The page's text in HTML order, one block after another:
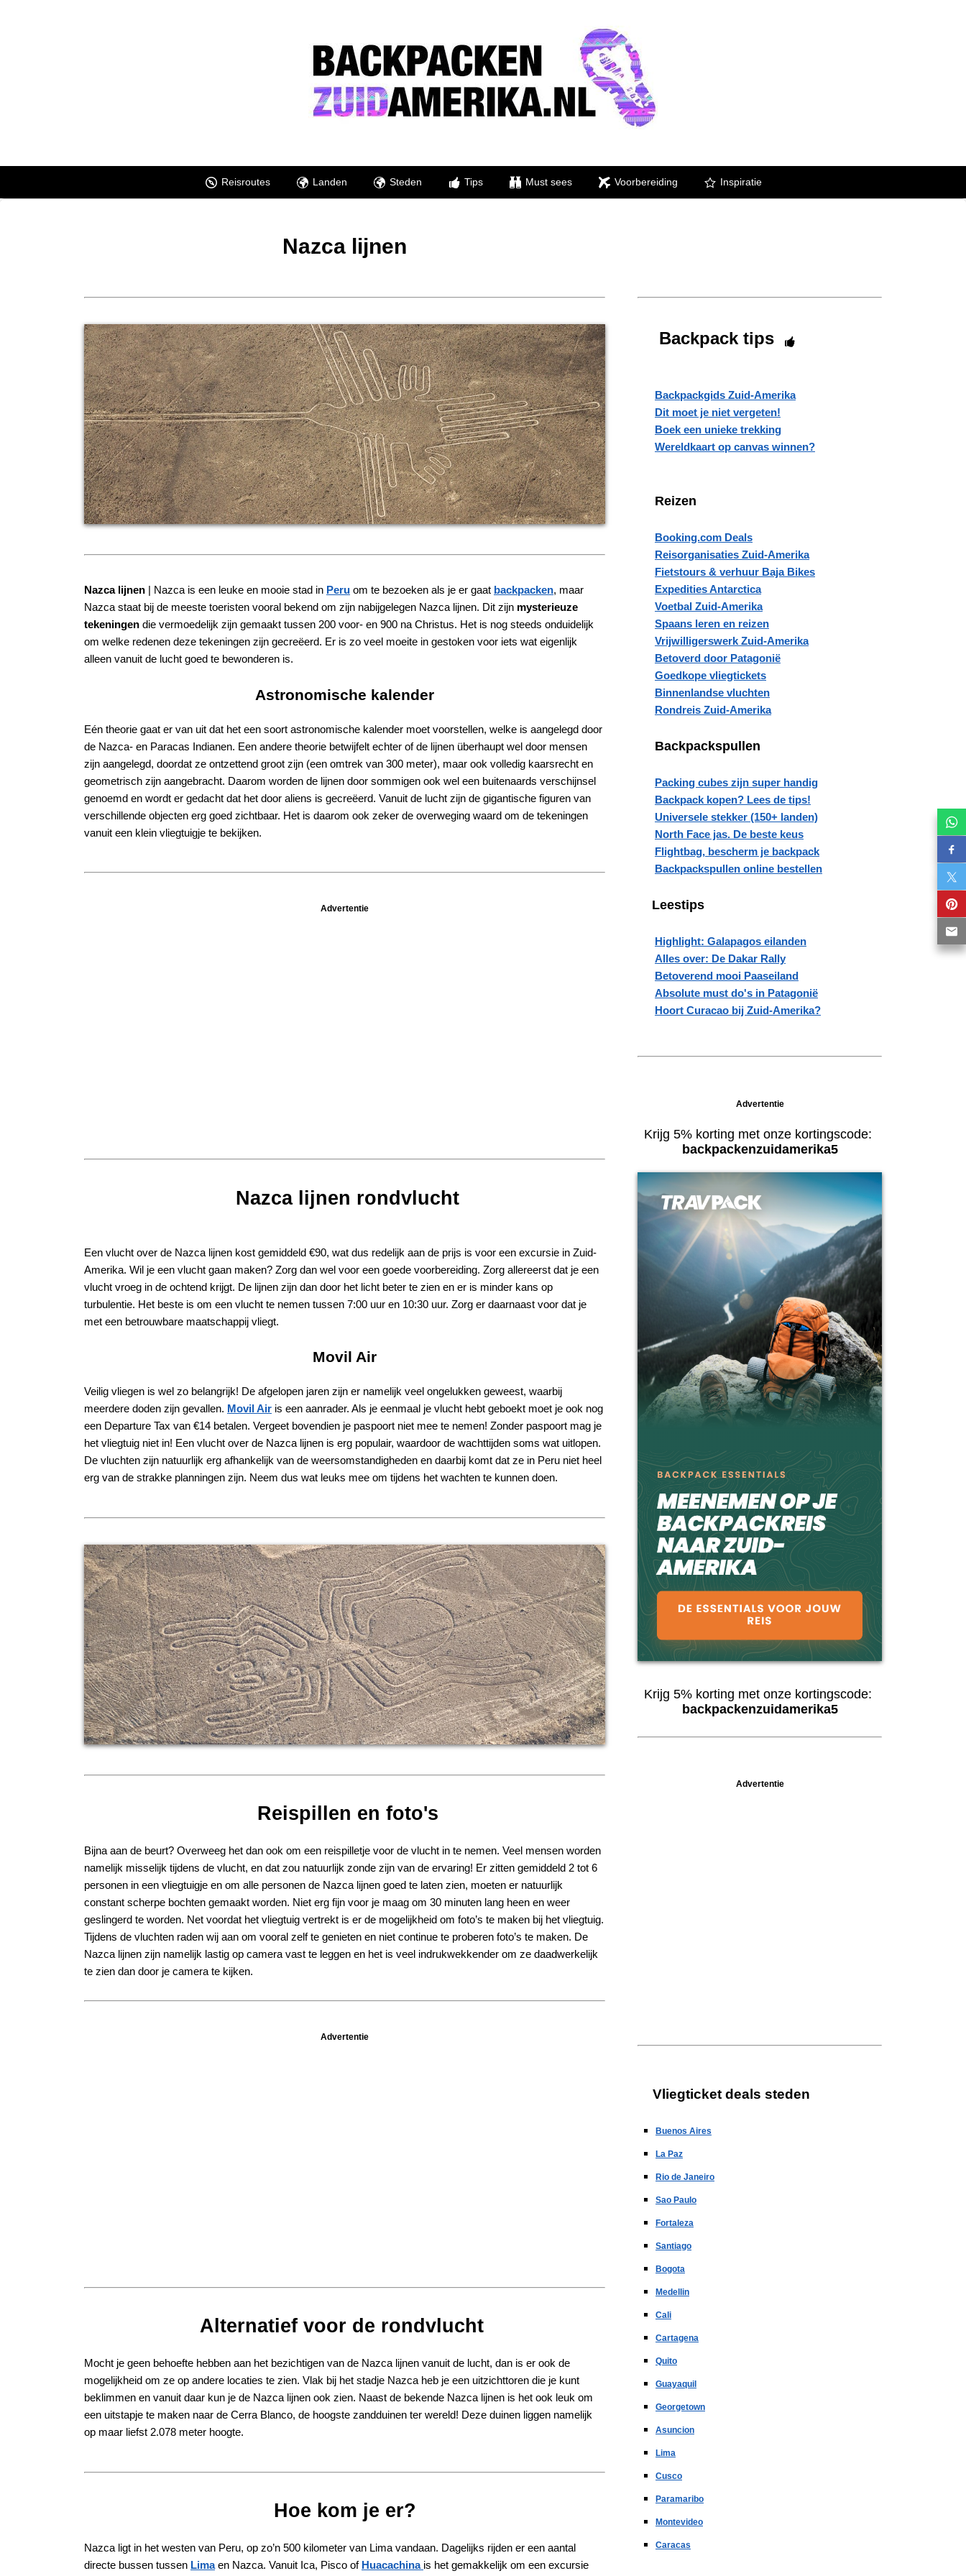
Reisroutes Landen Steden Tips Must sees Voorbereiding Inspiratie
Nazca lijnen
Nazca lijnen | Nazca is een leuke en mooie stad in Peru om te bezoeken als je er gaat backpacken, maar
Nazca staat bij de meeste toeristen vooral bekend om zijn nabijgelegen Nazca lijnen. Dit zijn mysterieuze
tekeningen die vermoedelijk zijn gemaakt tussen 200 voor- en 900 na Christus. Het is nog steeds onduidelijk
om welke redenen deze tekeningen zijn gecreëerd. Er is zo veel moeite in gestoken voor iets wat eigenlijk
alleen vanuit de lucht goed te bewonderen is.
Astronomische kalender
Eén theorie gaat er van uit dat het een soort astronomische kalender moet voorstellen, welke is aangelegd door
de Nazca- en Paracas Indianen. Een andere theorie betwijfelt echter of de lijnen überhaupt wel door mensen
zijn aangelegd, doordat ze ontzettend groot zijn (een omtrek van 300 meter), maar ook volledig kaarsrecht en
geometrisch zijn aangebracht. Daarom worden de lijnen door sommigen ook wel een buitenaards verschijnsel
genoemd en wordt er gedacht dat het door aliens is gecreëerd. Vanuit de lucht zijn de gigantische figuren van
verschillende objecten erg goed zichtbaar. Het is daarom ook zeker de overweging waard om de tekeningen
vanuit een klein vliegtuigje te bekijken.
Advertentie
Nazca lijnen rondvlucht
Een vlucht over de Nazca lijnen kost gemiddeld €90, wat dus redelijk aan de prijs is voor een excursie in Zuid-
Amerika. Wil je een vlucht gaan maken? Zorg dan wel voor een goede voorbereiding. Zorg allereerst dat je een
vlucht vroeg in de ochtend krijgt. De lijnen zijn dan door het licht beter te zien en er is minder kans op
turbulentie. Het beste is om een vlucht te nemen tussen 7:00 uur en 10:30 uur. Zorg er daarnaast voor dat je
met een betrouwbare maatschappij vliegt.
Movil Air
Veilig vliegen is wel zo belangrijk! De afgelopen jaren zijn er namelijk veel ongelukken geweest, waarbij
meerdere doden zijn gevallen. Movil Air is een aanrader. Als je eenmaal je vlucht hebt geboekt moet je ook nog
een Departure Tax van €14 betalen. Vergeet bovendien je paspoort niet mee te nemen! Zonder paspoort mag je
het vliegtuig niet in! Een vlucht over de Nazca lijnen is erg populair, waardoor de wachttijden soms wat uitlopen.
De vluchten zijn natuurlijk erg afhankelijk van de weersomstandigheden en daarbij komt dat ze in Peru niet heel
erg van de strakke planningen zijn. Neem dus wat leuks mee om tijdens het wachten te kunnen doen.
Reispillen en foto's
Bijna aan de beurt? Overweeg het dan ook om een reispilletje voor de vlucht in te nemen. Veel mensen worden
namelijk misselijk tijdens de vlucht, en dat zou natuurlijk zonde zijn van de ervaring! Er zitten gemiddeld 2 tot 6
personen in een vliegtuigje en om alle personen de Nazca lijnen goed te laten zien, moeten er natuurlijk
constant scherpe bochten gemaakt worden. Niet erg fijn voor je maag om 30 minuten lang heen en weer
geslingerd te worden. Net voordat het vliegtuig vertrekt is er de mogelijkheid om foto’s te maken bij het vliegtuig.
Tijdens de vluchten raden wij aan om vooral zelf te genieten en niet continue te proberen foto’s te maken. De
Nazca lijnen zijn namelijk lastig op camera vast te leggen en het is veel indrukwekkender om ze daadwerkelijk
te zien dan door je camera te kijken.
Advertentie
Alternatief voor de rondvlucht
Mocht je geen behoefte hebben aan het bezichtigen van de Nazca lijnen vanuit de lucht, dan is er ook de
mogelijkheid om ze op andere locaties te zien. Vlak bij het stadje Nazca heb je een uitzichttoren die je kunt
beklimmen en vanuit daar kun je de Nazca lijnen ook zien. Naast de bekende Nazca lijnen is het ook leuk om
een uitstapje te maken naar de Cerra Blanco, de hoogste zandduinen ter wereld! Deze duinen liggen namelijk
op maar liefst 2.078 meter hoogte.
Hoe kom je er?
Nazca ligt in het westen van Peru, op zo’n 500 kilometer van Lima vandaan. Dagelijks rijden er een aantal
directe bussen tussen Limaen Nazca. Vanuit Ica, Pisco of Huacachina is het gemakkelijk om een excursie
Backpack tips
Backpackgids Zuid-Amerika
Dit moet je niet vergeten!
Boek een unieke trekking
Wereldkaart op canvas winnen?
Reizen
Booking.com Deals
Reisorganisaties Zuid-Amerika
Fietstours & verhuur Baja Bikes
Expedities Antarctica
Voetbal Zuid-Amerika
Spaans leren en reizen
Vrijwilligerswerk Zuid-Amerika
Betoverd door Patagonië
Goedkope vliegtickets
Binnenlandse vluchten
Rondreis Zuid-Amerika
Backpackspullen
Packing cubes zijn super handig
Backpack kopen? Lees de tips!
Universele stekker (150+ landen)
North Face jas. De beste keus
Flightbag, bescherm je backpack
Backpackspullen online bestellen
Leestips
Highlight: Galapagos eilanden
Alles over: De Dakar Rally
Betoverend mooi Paaseiland
Absolute must do's in Patagonië
Hoort Curacao bij Zuid-Amerika?
Advertentie
Krijg 5% korting met onze kortingscode:
backpackenzuidamerika5
Krijg 5% korting met onze kortingscode:
backpackenzuidamerika5
Advertentie
Vliegticket deals steden
Buenos Aires
La Paz
Rio de Janeiro
Sao Paulo
Fortaleza
Santiago
Bogota
Medellin
Cali
Cartagena
Quito
Guayaquil
Georgetown
Asuncion
Lima
Cusco
Paramaribo
Montevideo
Caracas